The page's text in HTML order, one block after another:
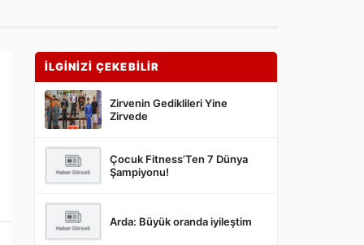
İLGİNİZİ ÇEKEBİLİR
Zirvenin Gediklileri Yine
Zirvede
Çocuk Fitness’Ten 7 Dünya
Şampiyonu!
Arda: Büyük oranda iyileştim